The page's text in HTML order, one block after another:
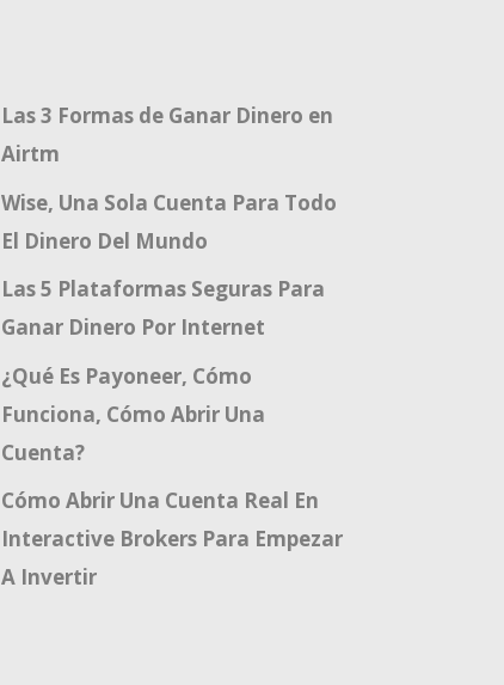
Las 3 Formas de Ganar Dinero en
Airtm
Wise, Una Sola Cuenta Para Todo
El Dinero Del Mundo
Las 5 Plataformas Seguras Para
Ganar Dinero Por Internet
¿Qué Es Payoneer, Cómo
Funciona, Cómo Abrir Una
Cuenta?
Cómo Abrir Una Cuenta Real En
Interactive Brokers Para Empezar
A Invertir